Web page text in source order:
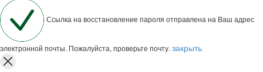
Ссылка на восстановление пароля отправлена на Ваш адрес
электронной почты. Пожалуйста, проверьте почту. закрыть